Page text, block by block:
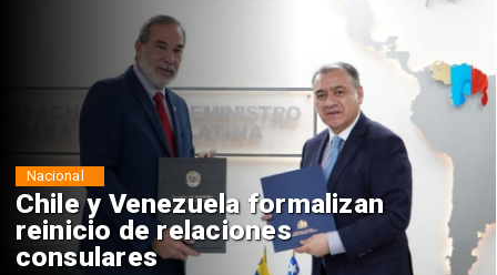
Chile y Venezuela formalizan
reinicio de relaciones
consulares
Nacional